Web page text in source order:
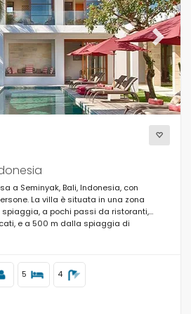
Next
a Seminyak, Bali, Indonesia, con
La villa è situata in una zona
a pochi passi da ristoranti,
e a 500 m dalla spiaggia di
5 4